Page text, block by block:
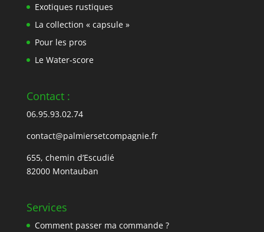
Exotiques rustiques
La collection « capsule »
Pour les pros
Le Water-score
Contact :
06.95.93.02.74
contact@palmiersetcompagnie.fr
655, chemin d’Escudié
82000 Montauban
Services
Comment passer ma commande ?